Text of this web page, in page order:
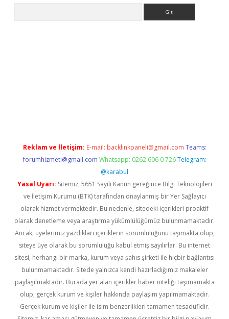
Reklam ve İletişim: E-mail: backlinkpaneli@gmail.com Teams:
forumhizmeti@gmail.com Whatsapp: 0262 606 0 726 Telegram:
@karabul
Yasal Uyarı: Sitemiz, 5651 Sayılı Kanun gereğince Bilgi Teknolojileri
ve İletişim Kurumu (BTK) tarafından onaylanmış bir Yer Sağlayıcı
olarak hizmet vermektedir. Bu nedenle, sitedeki içerikleri proaktif
olarak denetleme veya araştırma yükümlülüğümüz bulunmamaktadır.
Ancak, üyelerimiz yazdıkları içeriklerin sorumluluğunu taşımakta olup,
siteye üye olarak bu sorumluluğu kabul etmiş sayılırlar. Bu internet
sitesi, herhangi bir marka, kurum veya şahıs şirketi ile hiçbir bağlantısı
bulunmamaktadır. Sitede yalnızca kendi hazırladığımız makaleler
paylaşılmaktadır. Burada yer alan içerikler haber niteliği taşımamakta
olup, gerçek kurum ve kişiler hakkında paylaşım yapılmamaktadır.
Gerçek kurum ve kişiler ile isim benzerlikleri tamamen tesadüfidir.